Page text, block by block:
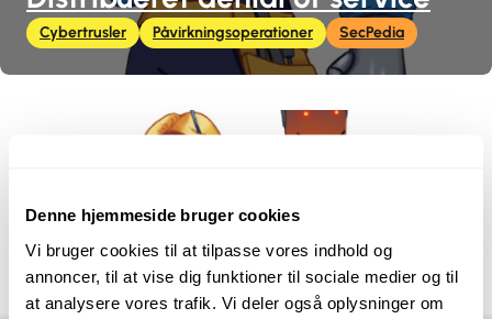
Denne hjemmeside bruger cookies
Vi bruger cookies til at tilpasse vores indhold og
annoncer, til at vise dig funktioner til sociale medier og til
at analysere vores trafik. Vi deler også oplysninger om
Cybertrusler Påvirkningsoperationer SecPedia